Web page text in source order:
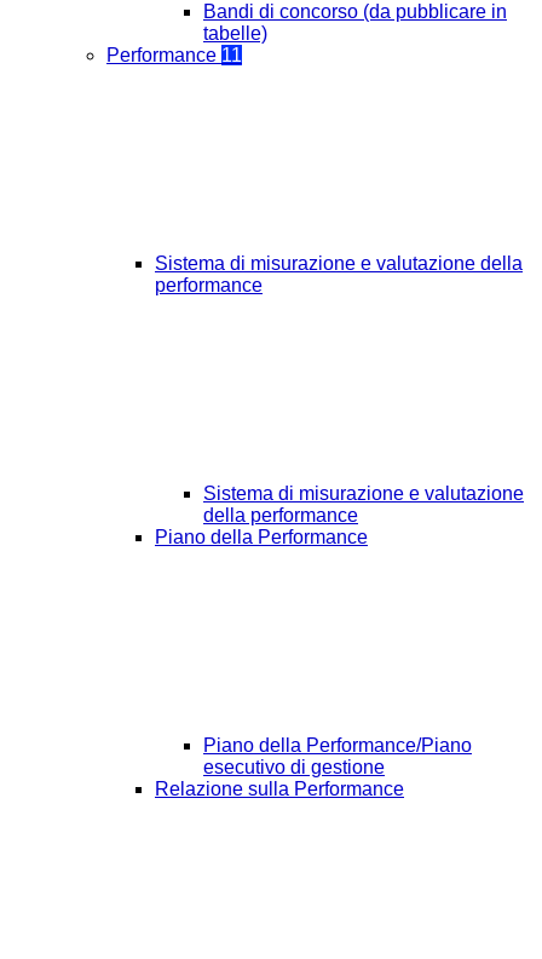
Bandi di concorso (da pubblicare in
tabelle)
Performance 11
Sistema di misurazione e valutazione della
performance
Sistema di misurazione e valutazione
della performance
Piano della Performance
Piano della Performance/Piano
esecutivo di gestione
Relazione sulla Performance